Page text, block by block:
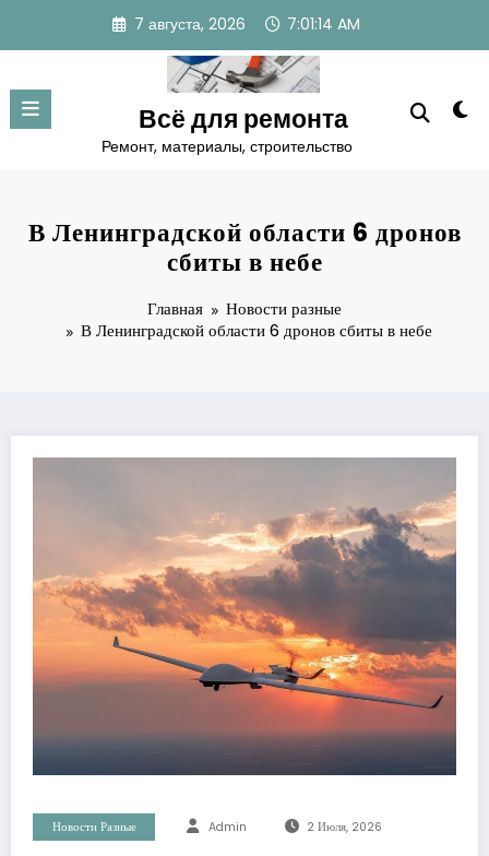
содержимому
7 августа, 2026 7:01:15 AM
Всё для ремонта
Ремонт, материалы, строительство
В Ленинградской области 6 дронов
сбиты в небе
Главная
Новости разные
В Ленинградской области 6 дронов сбиты в небе
Новости Разные Admin 2 Июля, 2026